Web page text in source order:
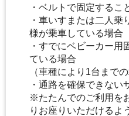
・ベルトで固定するこ
・車いすまたは二人乗
様が乗車している場合
・すでにベビーカー
ている場合
（車種により1台まで
・通路を確保できない
※たたんでのご利用を
りお座りいただけるよ